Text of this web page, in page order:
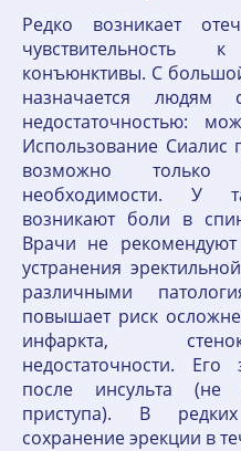
Редко возникает
чувствительность
конъюнктивы. С
назначается людям
недостаточностью:
Использование Сиалис
возможно
необходимости. У
возникают боли в
Врачи не
устранения
различными
повышает риск
инфаркта,
недостаточности. Его
после инсульта (не
приступа). В
сохранение эрекции в